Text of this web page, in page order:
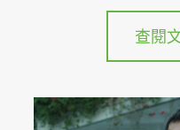
查閱